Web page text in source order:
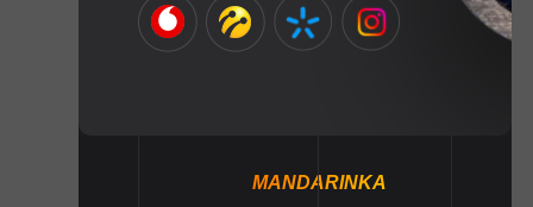
MANDARINKA